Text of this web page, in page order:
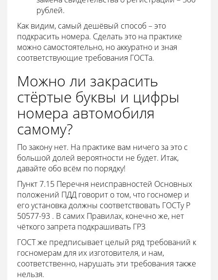
рублей.
Как видим, самый дешёвый способ – это
подкрасить номера. Сделать это на практике
можно самостоятельно, но аккуратно и зная
соответствующие требования ГОСТа.
Можно ли закрасить
стёртые буквы и цифры
номера автомобиля
самому?
По закону нет. На практике вам ничего за это с
большой долей вероятности не будет. Итак,
давайте обо всём по порядку!
Пункт 7.15 Перечня неисправностей Основных
положений ПДД говорит о том, что госномер и
его установка должны соответствовать ГОСТу Р
50577-93 . В самих Правилах, конечно же, нет
чёткого запрета подкрашивать ГРЗ
ГОСТ же предписывает целый ряд требований к
госномерам для их изготовителя, и нам,
соответственно, нарушать эти требования также
нельзя.